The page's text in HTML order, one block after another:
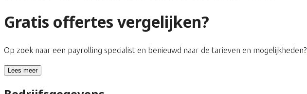
Gratis offertes vergelijken?
Op zoek naar een payrolling specialist en benieuwd naar de tarieven en mogelijkheden?
Lees meer